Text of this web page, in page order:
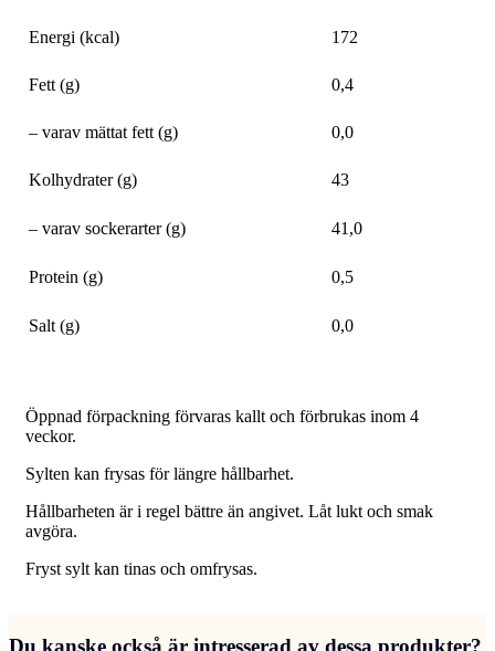
Energi (kcal) 172
Fett (g) 0,4
– varav mättat fett (g) 0,0
Kolhydrater (g) 43
– varav sockerarter (g) 41,0
Protein (g) 0,5
Salt (g) 0,0
Öppnad förpackning förvaras kallt och förbrukas inom 4
veckor.
Sylten kan frysas för längre hållbarhet.
Hållbarheten är i regel bättre än angivet. Låt lukt och smak
avgöra.
Fryst sylt kan tinas och omfrysas.
Du kanske också är intresserad av dessa produkter?